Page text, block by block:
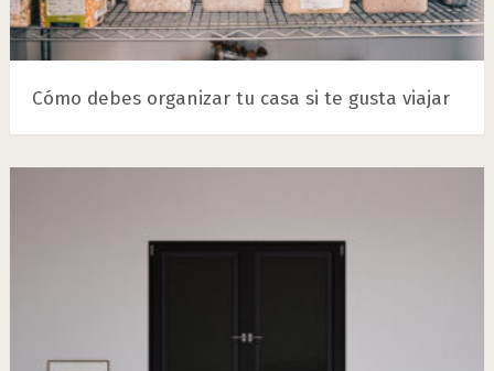
Cómo debes organizar tu casa si te gusta viajar